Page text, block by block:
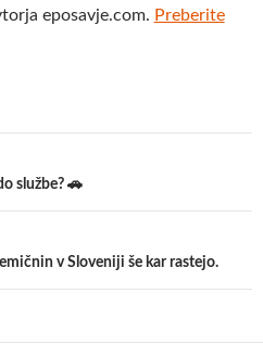
eposavje.com. Preberite
službe? 🚗
v Sloveniji še kar rastejo.